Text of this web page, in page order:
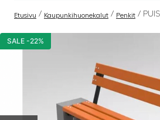
Etusivu / Kaupunkihuonekalut / Penkit /
SALE -22%